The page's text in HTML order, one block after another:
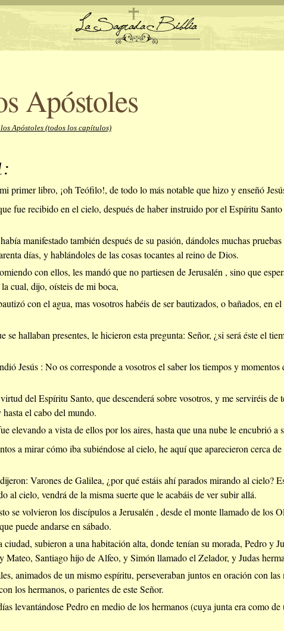
Apóstoles
Apóstoles (todos los capítulos)
primer libro, ¡oh Teófilo!, de todo lo más notable que hizo y enseñó
fue recibido en el cielo, después de haber instruido por el Espíritu
manifestado también después de su pasión, dándoles muchas
días, y hablándoles de las cosas tocantes al reino de Dios.
con ellos, les mandó que no partiesen de Jerusalén , sino que
cual, dijo, oísteis de mi boca,
con el agua, mas vosotros habéis de ser bautizados, o bañados, en
se hallaban presentes, le hicieron esta pregunta: Señor, ¿si será éste el
Jesús : No os corresponde a vosotros el saber los tiempos y momentos
del Espíritu Santo, que descenderá sobre vosotros, y me serviréis de
el cabo del mundo.
elevando a vista de ellos por los aires, hasta que una nube le encubrió a
a mirar cómo iba subiéndose al cielo, he aquí que aparecieron cerca
Varones de Galilea, ¿por qué estáis ahí parados mirando al cielo?
al cielo, vendrá de la misma suerte que le acabáis de ver subir allá.
se volvieron los discípulos a Jerusalén , desde el monte llamado de los
puede andarse en sábado.
ciudad, subieron a una habitación alta, donde tenían su morada, Pedro y
Mateo, Santiago hijo de Alfeo, y Simón llamado el Zelador, y Judas
animados de un mismo espíritu, perseveraban juntos en oración con
los hermanos, o parientes de este Señor.
levantándose Pedro en medio de los hermanos (cuya junta era como de